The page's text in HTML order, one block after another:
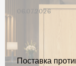
06.07.2026
Поставка